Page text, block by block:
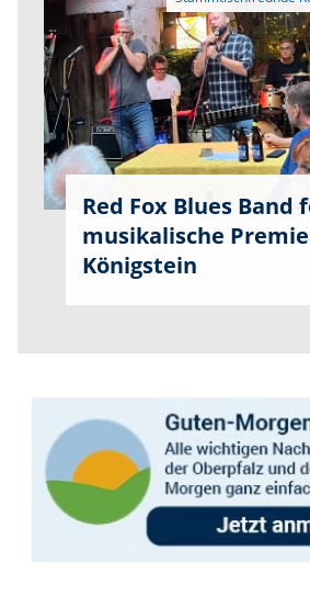
Red Fox Blues Band
musikalische
Königstein